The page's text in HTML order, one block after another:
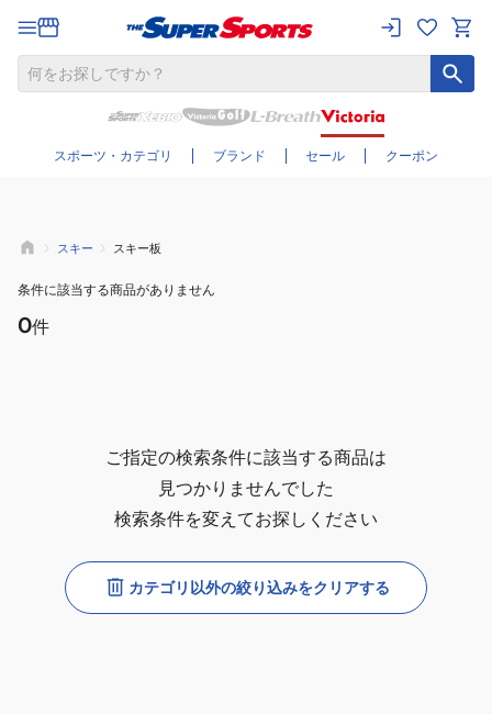
スポーツ・カテゴリ ブランド セール クーポン
さらに絞り込む
スキー スキー板
条件に該当する商品がありません
0件
ご指定の検索条件に該当する商品は
見つかりませんでした
検索条件を変えてお探しください
カテゴリ以外の絞り込みをクリアする